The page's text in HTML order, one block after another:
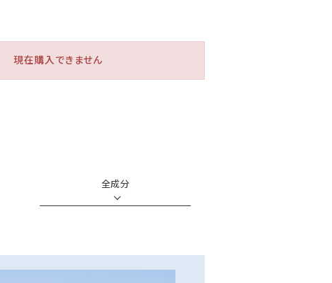
現在購入できません
全成分